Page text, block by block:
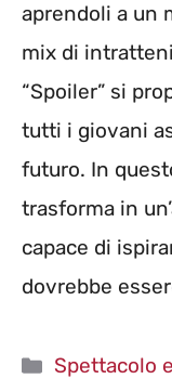
aprendoli a un
mix di
“Spoiler” si
tutti i giovani
futuro. In
trasforma in
capace di
dovrebbe
Categorie
Spettacolo